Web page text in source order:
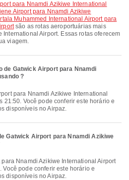
Airport para Nnamdi Azikiwe
Muhammed International Airport para
são as rotas aeroportuárias mais
Airport. Essas rotas oferecem
viagem.
de Gatwick Airport para Nnamdi
?
21:50. Você pode conferir este horário e
disponíveis no Airpaz.
Gatwick Airport para Nnamdi Azikiwe
Você pode conferir este horário e
disponíveis no Airpaz.